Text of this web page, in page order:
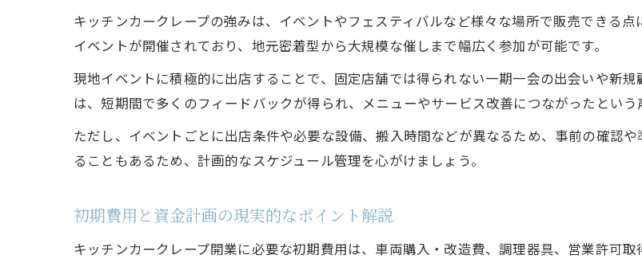
キッチンカークレープの強みは、イベントやフェスティバルなど様々な場所で販売できる
イベントが開催されており、地元密着型から大規模な催しまで幅広く参加が可能です。
現地イベントに積極的に出店することで、固定店舗では得られない一期一会の出会いや新
は、短期間で多くのフィードバックが得られ、メニューやサービス改善につながったという
ただし、イベントごとに出店条件や必要な設備、搬入時間などが異なるため、事前の確認
ることもあるため、計画的なスケジュール管理を心がけましょう。
初期費用と資金計画の現実的なポイント解説
キッチンカークレープ開業に必要な初期費用は、車両購入・改造費、調理器具、営業許可
出店依頼・お問い合わせ
出店依頼・お問い合わせ